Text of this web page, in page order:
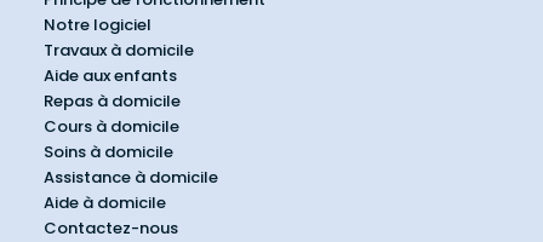
Notre logiciel
Travaux à domicile
Aide aux enfants
Repas à domicile
Cours à domicile
Soins à domicile
Assistance à domicile
Aide à domicile
Contactez-nous